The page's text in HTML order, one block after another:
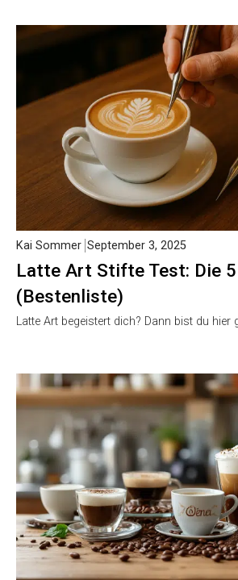
Latte Art Stifte Test: Die
(Bestenliste)
Kai Sommer September 3, 2025
Latte Art begeistert dich? Dann bist du hier